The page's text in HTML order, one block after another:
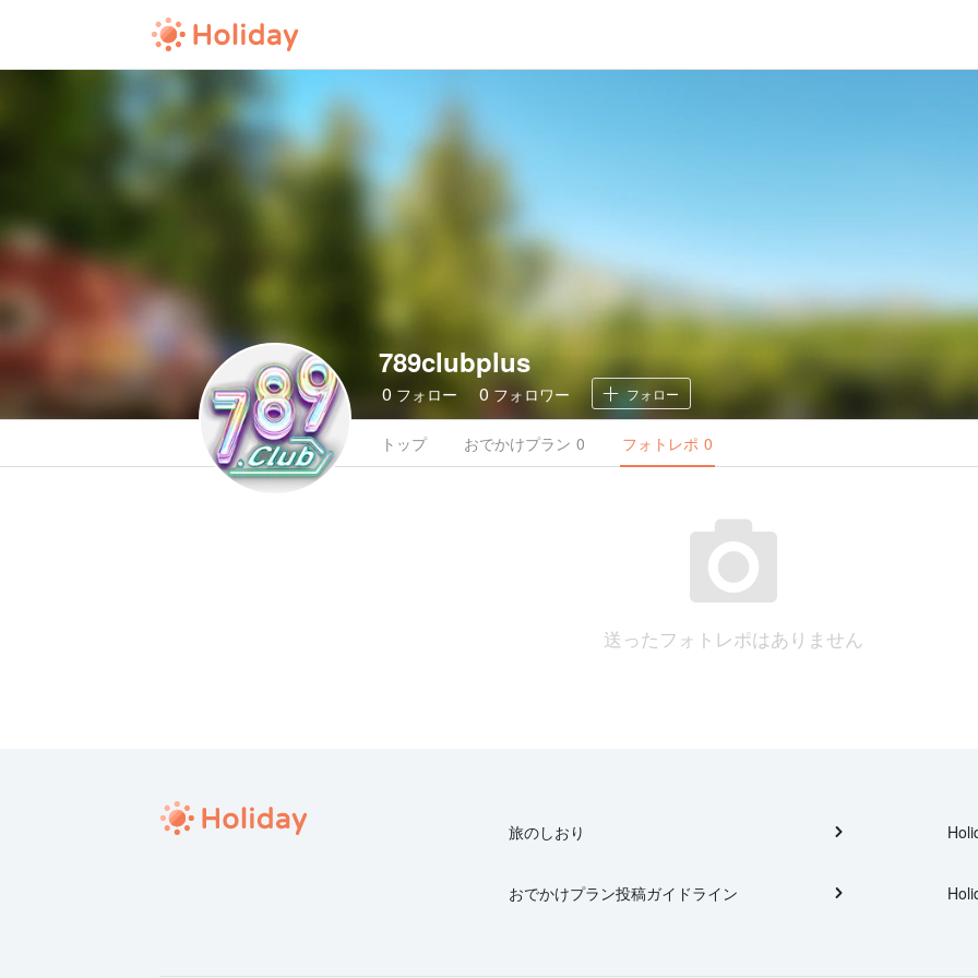
789clubplus
0 フォロー 0 フォロワー フォロー
トップ おでかけプラン 0 フォトレポ 0
送ったフォトレポはありません
旅のしおり
おでかけプラン投稿ガイドライン